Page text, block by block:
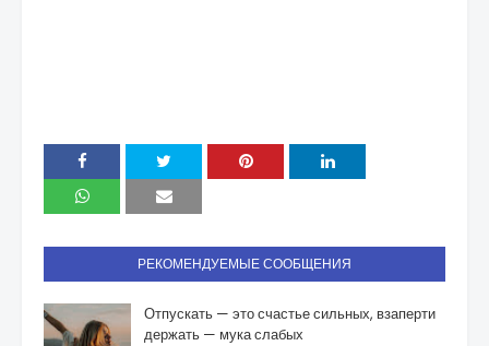
РЕКОМЕНДУЕМЫЕ СООБЩЕНИЯ
Отпускать — это счастье сильных, взаперти
держать — мука слабых